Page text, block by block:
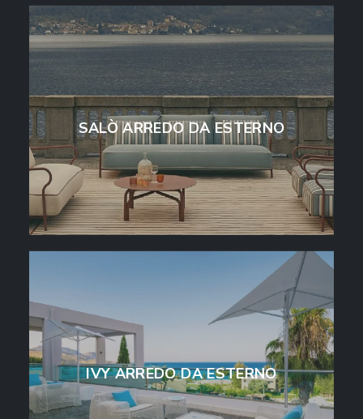
SALÒ ARREDO DA ESTERNO
IVY ARREDO DA ESTERNO